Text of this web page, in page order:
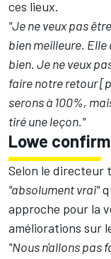
ces lieux.
"Je ne veux pas
bien meilleure.
bien. Je ne veux
faire notre retour
serons à 100%,
tiré une leçon."
Lowe
Selon le directeur
"absolument vrai"
approche pour la
améliorations sur
"Nous n'allons pas